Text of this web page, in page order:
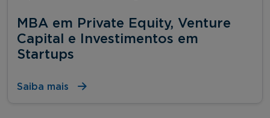
MBA em Private Equity, Venture
Capital e Investimentos em
Startups
Saiba mais